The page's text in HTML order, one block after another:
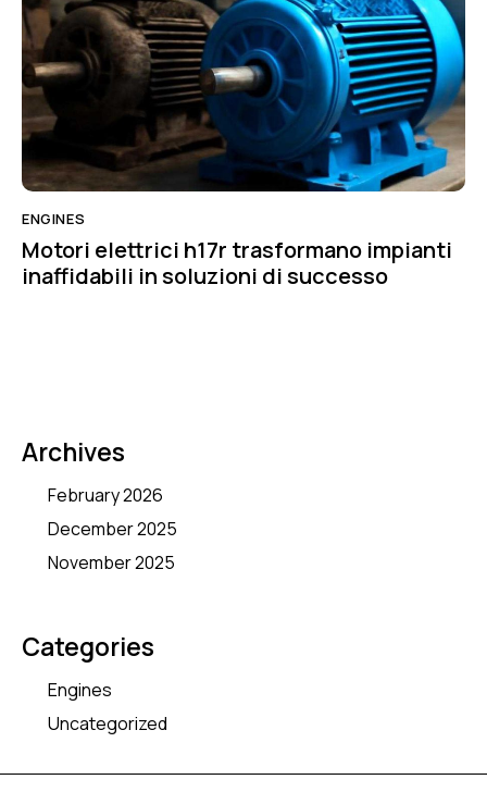
ENGINES
Motori elettrici h17r trasformano impianti
inaffidabili in soluzioni di successo
Archives
February 2026
December 2025
November 2025
Categories
Engines
Uncategorized